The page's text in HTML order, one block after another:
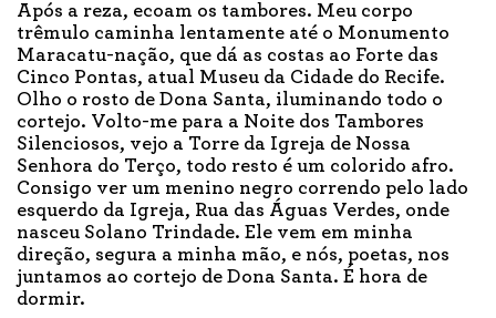
Após a reza, ecoam os tambores. Meu corpo
trêmulo caminha lentamente até o Monumento
Maracatu-nação, que dá as costas ao Forte das
Cinco Pontas, atual Museu da Cidade do Recife.
Olho o rosto de Dona Santa, iluminando todo o
cortejo. Volto-me para a Noite dos Tambores
Silenciosos, vejo a Torre da Igreja de Nossa
Senhora do Terço, todo resto é um colorido afro.
Consigo ver um menino negro correndo pelo lado
esquerdo da Igreja, Rua das Águas Verdes, onde
nasceu Solano Trindade. Ele vem em minha
direção, segura a minha mão, e nós, poetas, nos
juntamos ao cortejo de Dona Santa. É hora de
dormir.